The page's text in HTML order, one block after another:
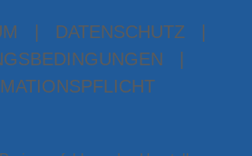
DATENSCHUTZ